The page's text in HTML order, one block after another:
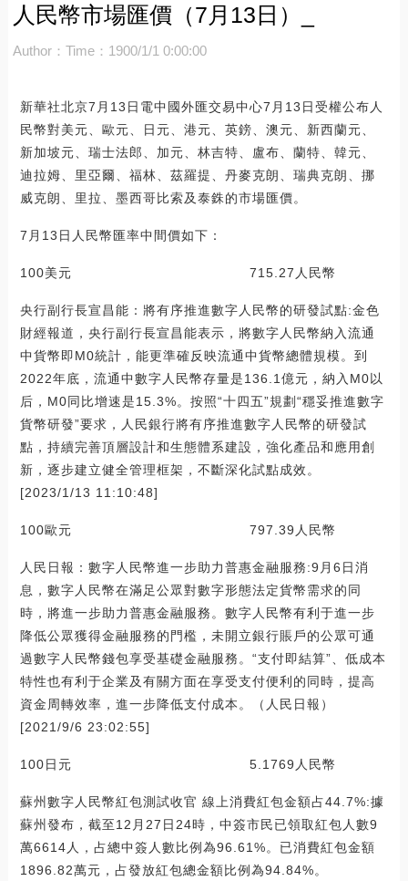
人民幣市場匯價（7月13日）_
Author： Time：1900/1/1 0:00:00
新華社北京7月13日電中國外匯交易中心7月13日受權公布人
民幣對美元、歐元、日元、港元、英鎊、澳元、新西蘭元、
新加坡元、瑞士法郎、加元、林吉特、盧布、蘭特、韓元、
迪拉姆、里亞爾、福林、茲羅提、丹麥克朗、瑞典克朗、挪
威克朗、里拉、墨西哥比索及泰銖的市場匯價。
7月13日人民幣匯率中間價如下：
100美元 715.27人民幣
央行副行長宣昌能：將有序推進數字人民幣的研發試點:金色
財經報道，央行副行長宣昌能表示，將數字人民幣納入流通
中貨幣即M0統計，能更準確反映流通中貨幣總體規模。到
2022年底，流通中數字人民幣存量是136.1億元，納入M0以
后，M0同比增速是15.3%。按照“十四五”規劃“穩妥推進數字
貨幣研發”要求，人民銀行將有序推進數字人民幣的研發試
點，持續完善頂層設計和生態體系建設，強化產品和應用創
新，逐步建立健全管理框架，不斷深化試點成效。
[2023/1/13 11:10:48]
100歐元 797.39人民幣
人民日報：數字人民幣進一步助力普惠金融服務:9月6日消
息，數字人民幣在滿足公眾對數字形態法定貨幣需求的同
時，將進一步助力普惠金融服務。數字人民幣有利于進一步
降低公眾獲得金融服務的門檻，未開立銀行賬戶的公眾可通
過數字人民幣錢包享受基礎金融服務。“支付即結算”、低成本
特性也有利于企業及有關方面在享受支付便利的同時，提高
資金周轉效率，進一步降低支付成本。（人民日報）
[2021/9/6 23:02:55]
100日元 5.1769人民幣
蘇州數字人民幣紅包測試收官 線上消費紅包金額占44.7%:據
蘇州發布，截至12月27日24時，中簽市民已領取紅包人數9
萬6614人，占總中簽人數比例為96.61%。已消費紅包金額
1896.82萬元，占發放紅包總金額比例為94.84%。